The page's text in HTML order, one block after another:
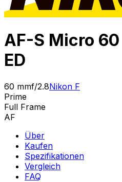
AF-S Micro
ED
60 mmf/2.8Nikon F
Prime
Full Frame
AF
Über
Kaufen
Spezifikationen
Vergleich
FAQ